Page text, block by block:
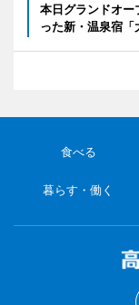
本日グランドオー
った新・温泉宿
食べる
暮らす・働く